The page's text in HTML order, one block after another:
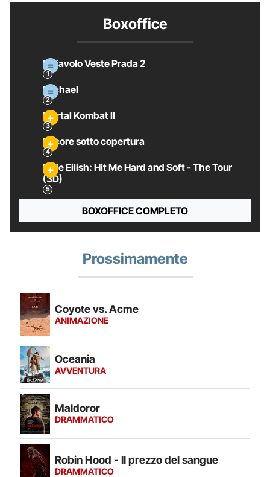
Boxoffice
Il Diavolo Veste Prada 2
Michael
Mortal Kombat II
Pecore sotto copertura
Billie Eilish: Hit Me Hard and Soft - The Tour
(3D)
BOXOFFICE COMPLETO
Prossimamente
Coyote vs. Acme
ANIMAZIONE
Oceania
AVVENTURA
Maldoror
DRAMMATICO
Robin Hood - Il prezzo del sangue
DRAMMATICO